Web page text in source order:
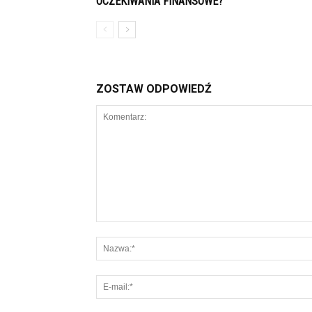
ZOSTAW ODPOWIEDŹ